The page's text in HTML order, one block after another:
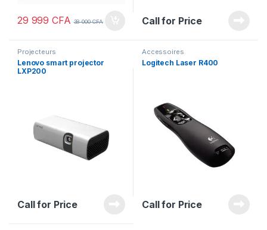
29 999CFA 38 000CFA Call for Price
Projecteurs
Lenovo smart projector
LXP200
Call for Price
Accessoires
Logitech Laser R400
Call for Price